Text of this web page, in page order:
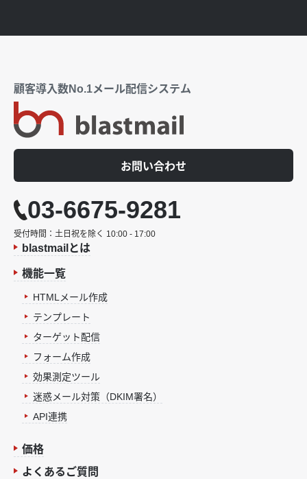
顧客導入数No.1メール配信システム
お問い合わせ
03-6675-9281
受付時間：土日祝を除く 10:00 - 17:00
blastmailとは
機能一覧
HTMLメール作成
テンプレート
ターゲット配信
フォーム作成
効果測定ツール
迷惑メール対策（DKIM署名）
API連携
価格
よくあるご質問